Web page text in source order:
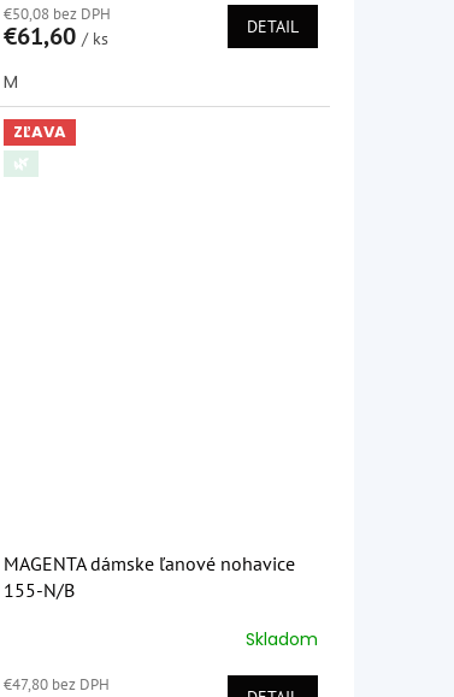
produktu
je
z
5
hviezdičiek.
€50,08 bez DPH
€61,60 / ks
DETAIL
M
ZĽAVA
🌿
MAGENTA dámske ľanové nohavice
155-N/B
produktu
Skladom
€47,80 bez DPH